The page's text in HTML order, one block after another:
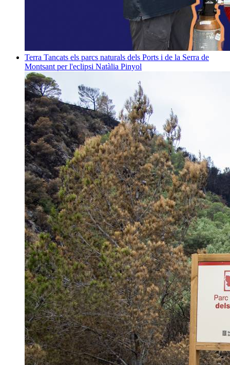
Terra Tancats els parcs naturals dels Ports i de la Serra de
Montsant per l'eclipsi Natàlia Pinyol